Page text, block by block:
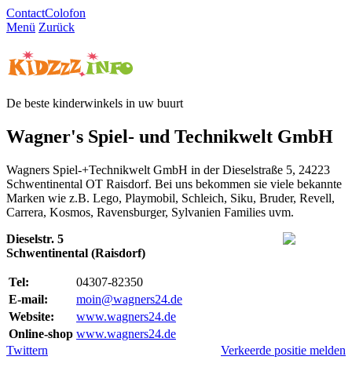
ContactColofon
Menü Zurück
De beste kinderwinkels in uw buurt
Wagner's Spiel- und Technikwelt GmbH
Wagners Spiel-+Technikwelt GmbH in der Dieselstraße 5, 24223
Schwentinental OT Raisdorf. Bei uns bekommen sie viele bekannte
Marken wie z.B. Lego, Playmobil, Schleich, Siku, Bruder, Revell,
Carrera, Kosmos, Ravensburger, Sylvanien Families uvm.
Dieselstr. 5
Schwentinental (Raisdorf)
Tel:
04307-82350
E-mail:
moin@wagners24.de
Website:
www.wagners24.de
Online-shop www.wagners24.de
Verkeerde positie melden
Twittern